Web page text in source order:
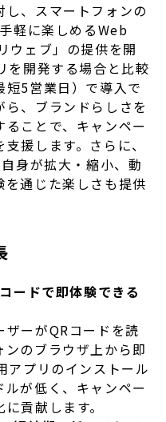
、スマートフォンの
軽に楽しめるWeb
ウェブ」の提供を開
を開発する場合と比較
短5営業日）で導入で
、ブランドらしさを
ことで、キャンペー
援します。さらに、
身が拡大・縮小、動
通じた楽しさも提供
ードで即体験できる
ザーがQRコードを読
のブラウザ上から即
アプリのインストール
が低く、キャンペー
貢献します。